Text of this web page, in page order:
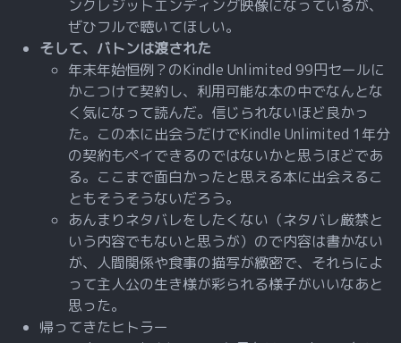
ンクレジットエンディング映像になっているが、
ぜひフルで聴いてほしい。
そして、バトンは渡された
年末年始恒例？のKindle Unlimited 99円セールに
かこつけて契約し、利用可能な本の中でなんとな
く気になって読んだ。信じられないほど良かっ
た。この本に出会うだけでKindle Unlimited 1年分
の契約もペイできるのではないかと思うほどであ
る。ここまで面白かったと思える本に出会えるこ
ともそうそうないだろう。
あんまりネタバレをしたくない（ネタバレ厳禁と
いう内容でもないと思うが）ので内容は書かない
が、人間関係や食事の描写が緻密で、それらによ
って主人公の生き様が彩られる様子がいいなあと
思った。
帰ってきたヒトラー